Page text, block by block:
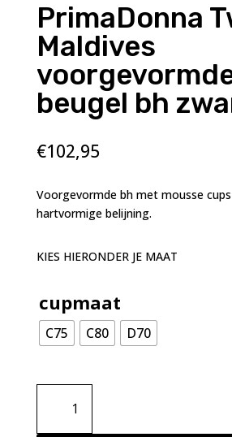
PrimaDonna
Maldives
beugel bh
€102,95
Voorgevormde bh met mousse
hartvormige belijning.
KIES HIERONDER JE MAAT
cupmaat
C75 C80 D70
PrimaDonna
Twist
Maldives